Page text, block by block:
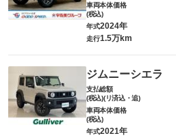
車両本体価格
(税込)
年式2024年
走行1.5万km
ジムニーシエラ
支払総額
(税込)(リ済込・追)
車両本体価格
(税込)
年式2021年